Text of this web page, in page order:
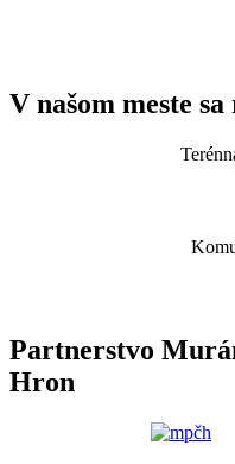
V našom meste
Partnerstvo
Hron